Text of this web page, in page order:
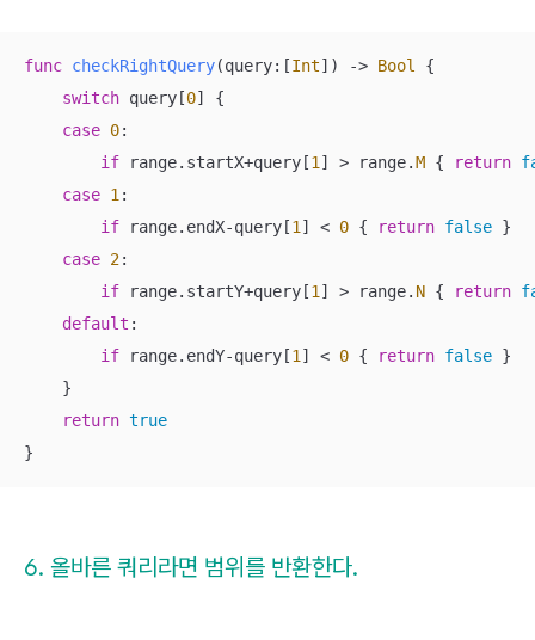
func checkRightQuery(query:[Int]) -> Bool
{
switch query[0] {
case 0:
if range.startX+query[1 ] > range.M { return
case 1 :
if range.endX-query[1 ] < 0 { return false }
case 2:
if range.startY+query[1 ] > range. N { return
default :
if range.endY-query[1 ] < 0 { return false }
    }
return true
}
6. 올바른 쿼리라면 범위를 반환한다.